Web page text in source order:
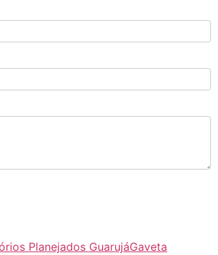
Planejados GuarujáGaveta